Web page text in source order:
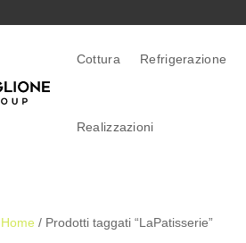
Cottura Refrigerazione
Realizzazioni
Home / Prodotti taggati “LaPatisserie”